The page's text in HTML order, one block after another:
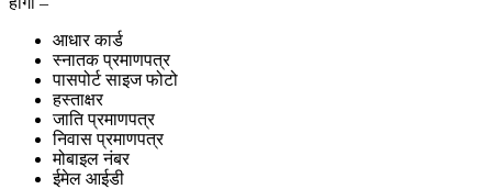
आधार कार्ड
स्नातक प्रमाणपत्र
पासपोर्ट साइज फोटो
हस्ताक्षर
जाति प्रमाणपत्र
निवास प्रमाणपत्र
मोबाइल नंबर
ईमेल आईडी